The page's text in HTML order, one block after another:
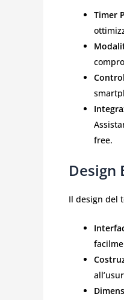
Timer
free.
Design
Il design del